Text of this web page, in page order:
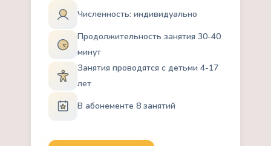
Численность: индивидуально
Продолжительность занятия 30-40
минут
Занятия проводятся с детьми 4-17
лет
В абонементе 8 занятий